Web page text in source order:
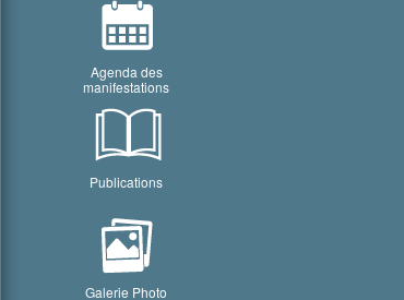
Agenda des
manifestations
Publications
Galerie Photo